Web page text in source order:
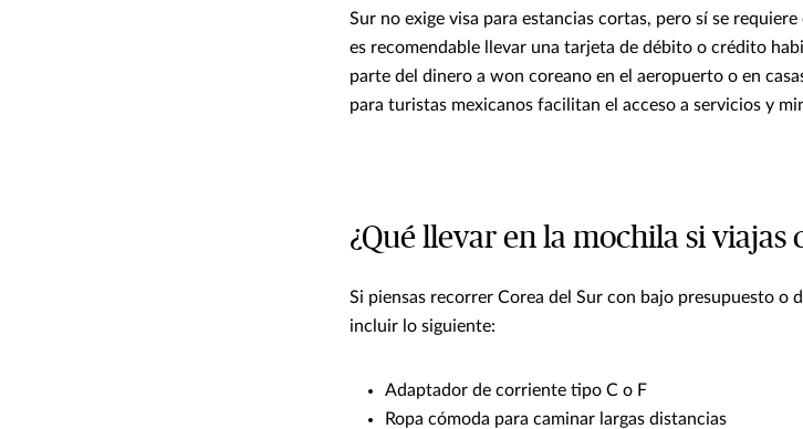
Sur no exige visa para estancias cortas, pero sí se
es recomendable llevar una tarjeta de débito o crédito
parte del dinero a won coreano en el aeropuerto o en
para turistas mexicanos facilitan el acceso a servicios y
¿Qué llevar en la mochila si viajas
Si piensas recorrer Corea del Sur con bajo presupuesto o
incluir lo siguiente:
Adaptador de corriente tipo C o F
Ropa cómoda para caminar largas distancias